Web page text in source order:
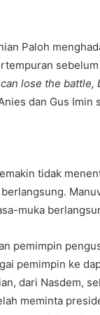
Paloh
can lose the battle,
dan Gus
tidak
muka
pemimpin
pemimpin ke
dari Nasdem,
meminta